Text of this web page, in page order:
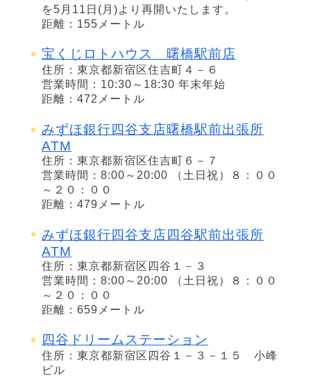
を5月11日(月)より再開いたします。
距離：155メートル
宝くじロトハウス 曙橋駅前店
住所：東京都新宿区住吉町４－６
営業時間：10:30～18:30 年末年始
距離：472メートル
みずほ銀行四谷支店曙橋駅前出張所
ATM
住所：東京都新宿区住吉町６－７
営業時間：8:00～20:00 （土日祝）８：００
～２０：００
距離：479メートル
みずほ銀行四谷支店四谷駅前出張所
ATM
住所：東京都新宿区四谷１－３
営業時間：8:00～20:00 （土日祝）８：００
～２０：００
距離：659メートル
四谷ドリームステーション
住所：東京都新宿区四谷１－３－１５ 小峰
ビル